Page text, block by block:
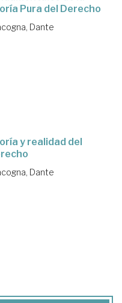
Pura del Derecho
Dante
y realidad del
Dante